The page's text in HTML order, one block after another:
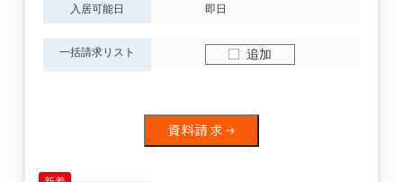
入居可能日 即日
一括請求リスト 追加
資料請求